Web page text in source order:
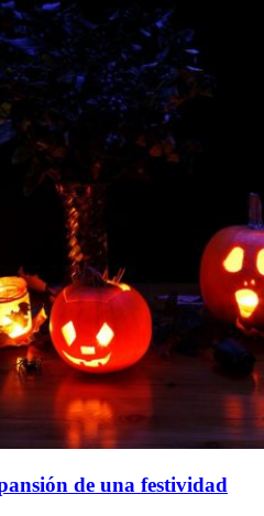
de una festividad